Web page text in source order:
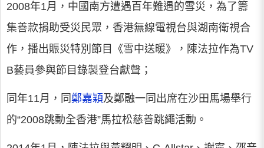
2008年1月，中國南方遭遇百年難遇的雪災，為了籌
集善款捐助受災民眾，香港無線電視台與湖南衛視合
作，播出賑災特別節目《雪中送暖》，陳法拉作為TV
B藝員參與節目錄製登台獻聲；
同年11月，同 鄭嘉穎及鄭融一同出席在沙田馬場舉行
的“2008跳動全香港”馬拉松慈善跳繩活動。